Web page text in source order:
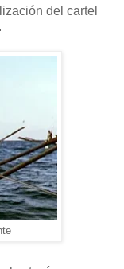
del cartel